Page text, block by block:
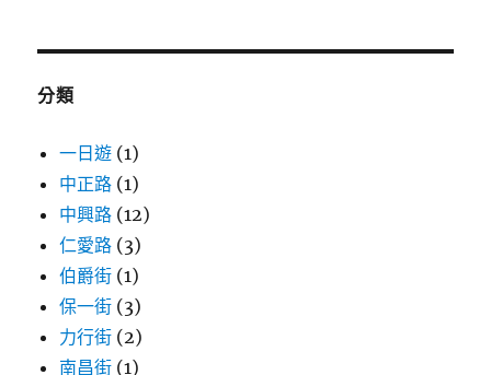
鍵
分類
一日遊 (1)
中正路 (1)
中興路 (12)
仁愛路 (3)
伯爵街 (1)
保一街 (3)
力行街 (2)
南昌街 (1)